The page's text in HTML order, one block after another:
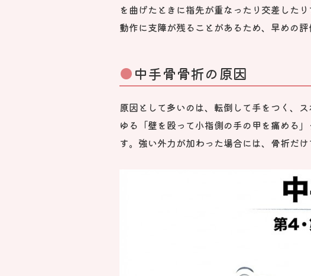
を曲げたときに指先が重なったり交差し
動作に支障が残ることがあるため、早めの評
中手骨骨折の原因
原因として多いのは、転倒して手をつく、
ゆる「壁を殴って小指側の手の甲を痛める
す。強い外力が加わった場合には、骨折だ